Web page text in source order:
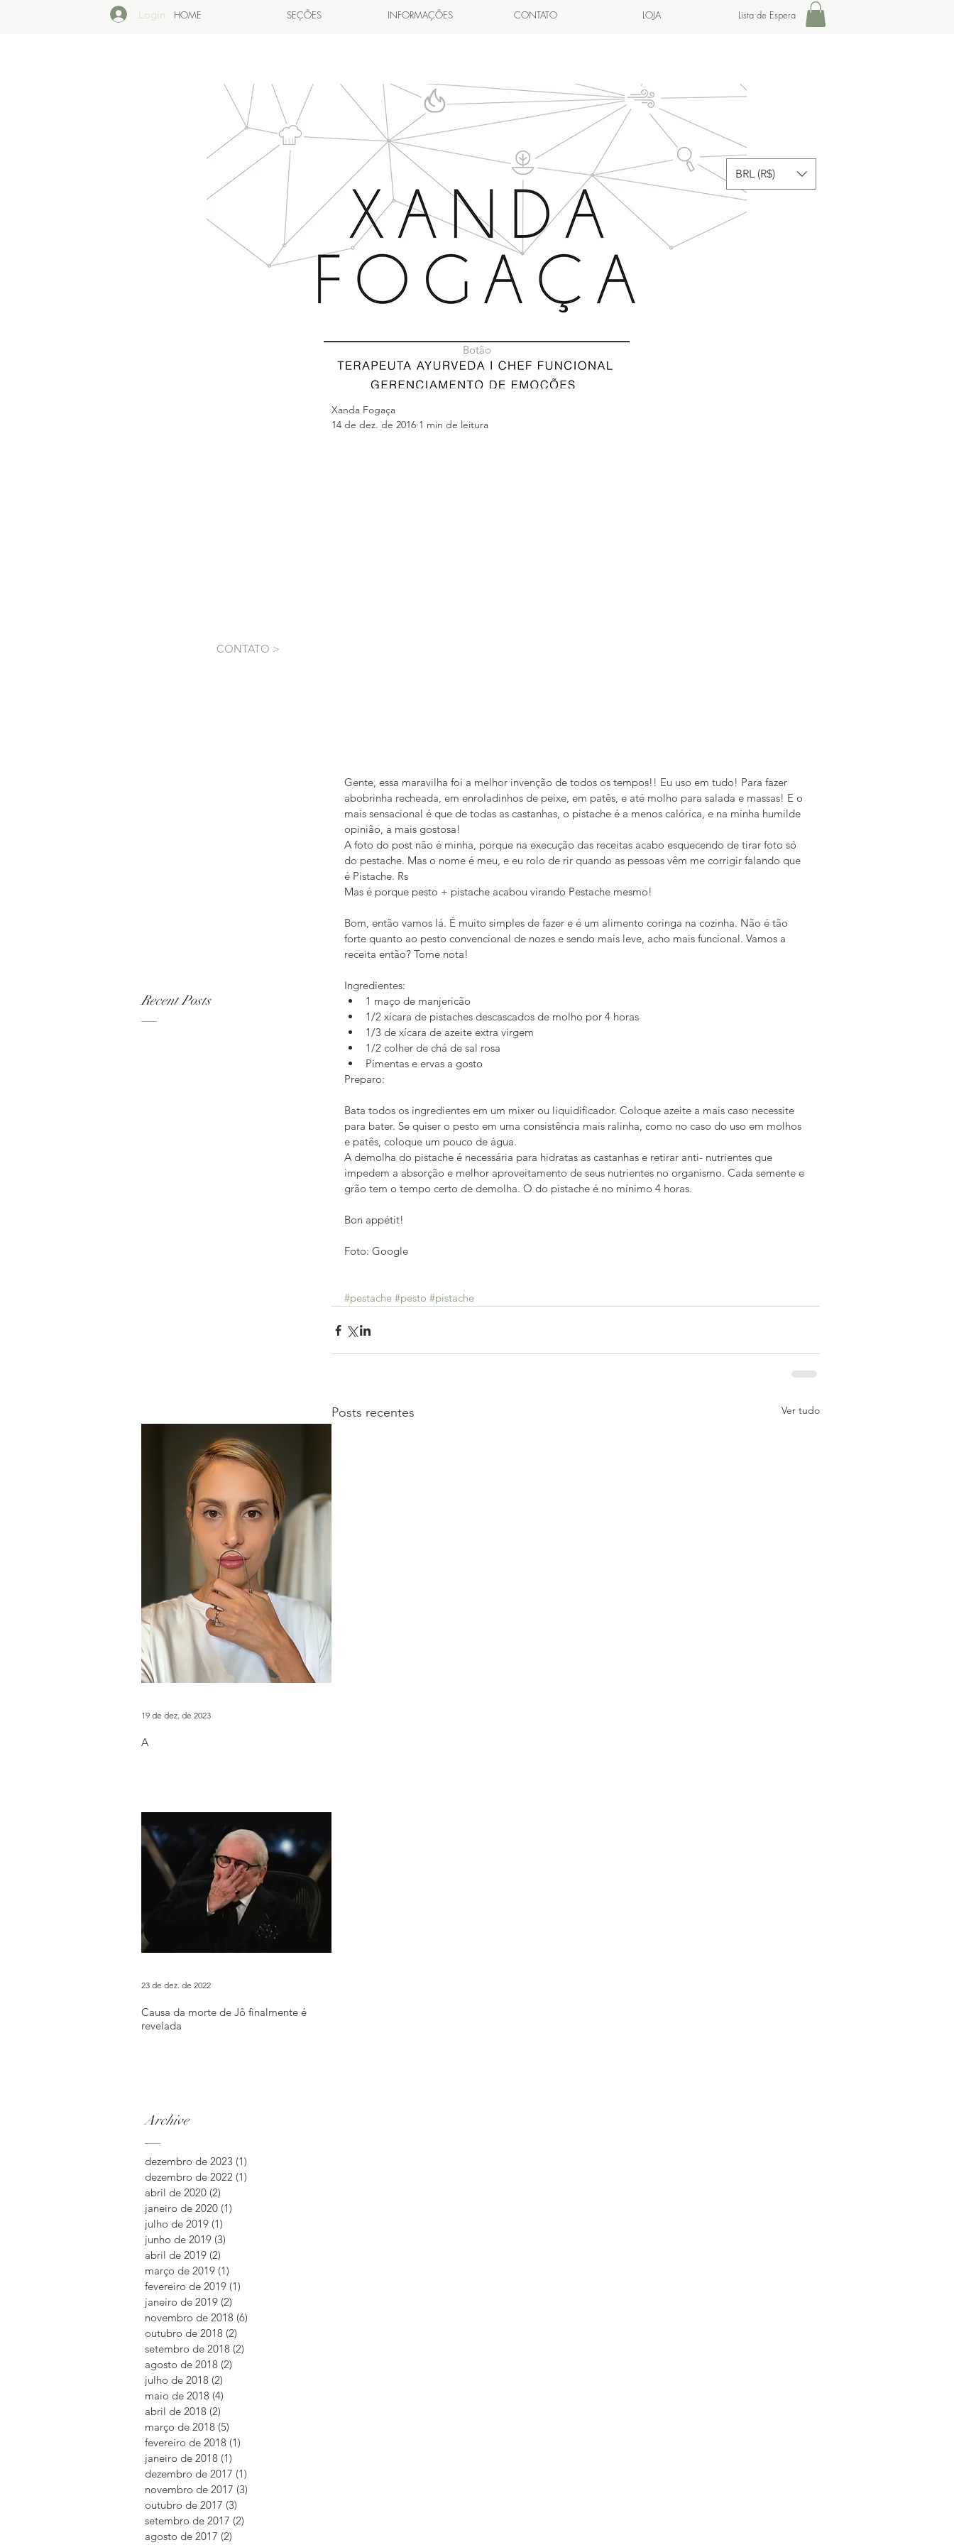
HOME SEÇÕES INFORMAÇÕES CONTATO LOJA Lista de Espera
Login
BRL (R$)
Botão
CONTATO >
Recent Posts
A
19 de dez. de 2023
Causa da morte de Jô finalmente é
revelada
23 de dez. de 2022
Xanda Fogaça
14 de dez. de 2016 1 min de leitura
Gente, essa maravilha foi a melhor invenção de todos os tempos!! Eu uso em tudo! Para fazer
abobrinha recheada, em enroladinhos de peixe, em patês, e até molho para salada e massas! E o
mais sensacional é que de todas as castanhas, o pistache é a menos calórica, e na minha humilde
opinião, a mais gostosa!
A foto do post não é minha, porque na execução das receitas acabo esquecendo de tirar foto só
do pestache. Mas o nome é meu, e eu rolo de rir quando as pessoas vêm me corrigir falando que
é Pistache. Rs
Mas é porque pesto + pistache acabou virando Pestache mesmo!
Bom, então vamos lá. É muito simples de fazer e é um alimento coringa na cozinha. Não é tão
forte quanto ao pesto convencional de nozes e sendo mais leve, acho mais funcional. Vamos a
receita então? Tome nota!
Ingredientes:
1 maço de manjericão
1/2 xícara de pistaches descascados de molho por 4 horas
1/3 de xícara de azeite extra virgem
1/2 colher de chá de sal rosa
Pimentas e ervas a gosto
Preparo:
Bata todos os ingredientes em um mixer ou liquidificador. Coloque azeite a mais caso necessite
para bater. Se quiser o pesto em uma consistência mais ralinha, como no caso do uso em molhos
e patês, coloque um pouco de água.
A demolha do pistache é necessária para hidratas as castanhas e retirar anti- nutrientes que
impedem a absorção e melhor aproveitamento de seus nutrientes no organismo. Cada semente e
grão tem o tempo certo de demolha. O do pistache é no mínimo 4 horas.
Bon appétit!
Foto: Google
#pestache #pesto #pistache
Posts recentes Ver tudo
Archive
dezembro de 2023 (1)
dezembro de 2022 (1)
abril de 2020 (2)
janeiro de 2020 (1)
julho de 2019 (1)
junho de 2019 (3)
abril de 2019 (2)
março de 2019 (1)
fevereiro de 2019 (1)
janeiro de 2019 (2)
novembro de 2018 (6)
outubro de 2018 (2)
setembro de 2018 (2)
agosto de 2018 (2)
julho de 2018 (2)
maio de 2018 (4)
abril de 2018 (2)
março de 2018 (5)
fevereiro de 2018 (1)
janeiro de 2018 (1)
dezembro de 2017 (1)
novembro de 2017 (3)
outubro de 2017 (3)
setembro de 2017 (2)
agosto de 2017 (2)